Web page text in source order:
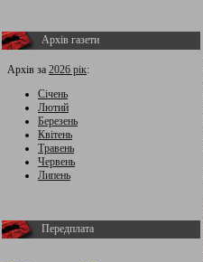
Архів газети
Архів за 2026 рік:
Січень
Лютий
Березень
Квітень
Травень
Червень
Липень
Передплата